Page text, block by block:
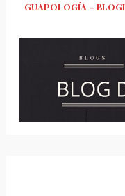
GUAPOLOGÍA –